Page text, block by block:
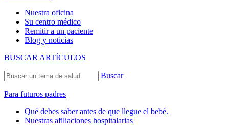
Nuestra oficina
Su centro médico
Remitir a un paciente
Blog y noticias
BUSCAR ARTÍCULOS
Buscar
Para futuros padres
Qué debes saber antes de que llegue el bebé.
Nuestras afiliaciones hospitalarias